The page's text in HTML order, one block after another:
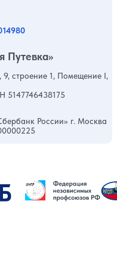
Путевка»
9, строение 1, Помещение I,
5147746438175
России» г. Москва